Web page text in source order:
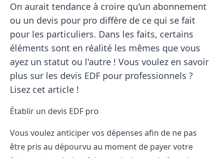
On aurait tendance à croire qu'un abonnement
ou un devis pour pro diffère de ce qui se fait
pour les particuliers. Dans les faits, certains
éléments sont en réalité les mêmes que vous
ayez un statut ou l'autre ! Vous voulez en savoir
plus sur les devis EDF pour professionnels ?
Lisez cet article !
Établir un devis EDF pro
Vous voulez anticiper vos dépenses afin de ne pas
être pris au dépourvu au moment de payer votre